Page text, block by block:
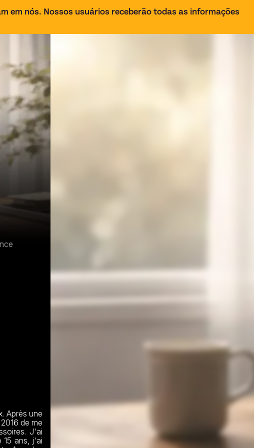
em nós. Nossos usuários receberão todas as informações
Après une
de me
J'ai
15 ans, j'ai